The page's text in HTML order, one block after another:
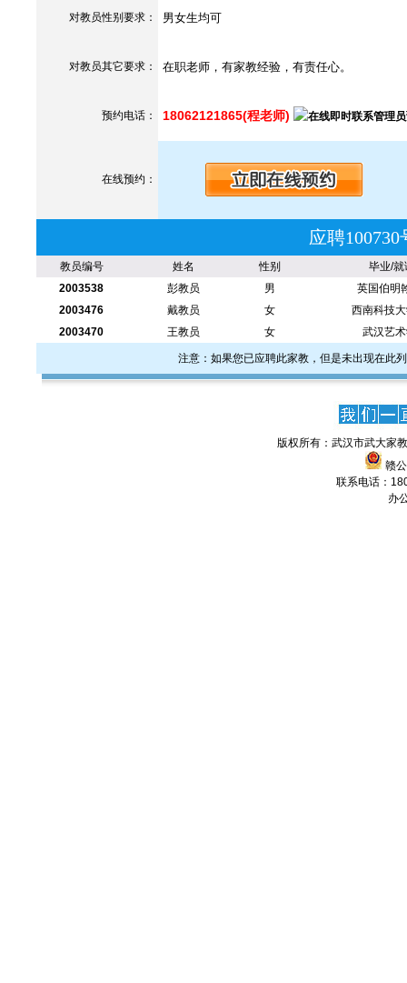
对教员性别要求： 男女生均可
对教员其它要求： 在职老师，有家教经验，有责任心。
预约电话： 18062121865(程老师)
在线预约：
应聘
教员编号 姓名 性别
毕业/就
2003538
彭教员 男
英国伯明
2003476
戴教员 女
西南科技
2003470
王教员 女 武汉艺
注意：如果您已应聘此家教，但是未出现在此
版权所有：武汉市武大家
赣
联系电话：
办